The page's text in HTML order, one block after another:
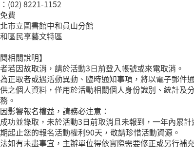
(02) 8221-1152
費
市立圖書館中和員山分館
區民享藝文特區
相關說明】
若因故取消，請於活動3日前登入帳號或來電取消。
正取者或遇活動異動、臨時通知事項，將以電子郵件
之個人資料，僅用於活動相關個人身份識別、統計
。
影響報名權益，請務必注意：
並錄取，未於活動3日前取消且未報到，一年內累計
起止您的報名活動權利90天，敬請珍惜活動資源。
如有未盡事宜，主辦單位得依實際需要修正或另行補